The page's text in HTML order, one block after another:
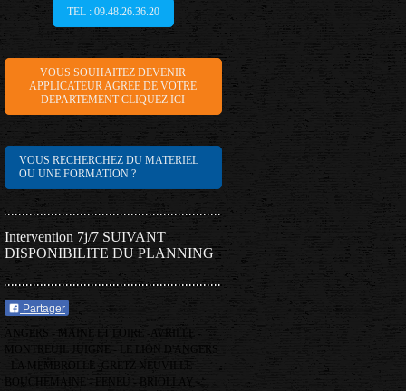
TEL : 09.48.26.36.20
VOUS SOUHAITEZ DEVENIR
APPLICATEUR AGREE DE VOTRE
DEPARTEMENT CLIQUEZ ICI
VOUS RECHERCHEZ DU MATERIEL
OU UNE FORMATION ?
Intervention 7j/7 SUIVANT
DISPONIBILITE DU PLANNING
Partager
ANGERS - MAINE ET LOIRE -AVRILLE -
MONTREUIL JUIGNE - LE LION D'ANGERS
- LA MEMBROLLE- GRETZ NEUVILLE -
BOUCHEMAINE - FENEU - BRIOLLAY -